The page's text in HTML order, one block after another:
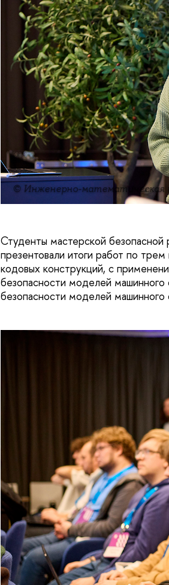
© Инженерно-
Студенты мастерской безопасной
презентовали итоги работ по
кодовых конструкций, с
безопасности моделей
безопасности моделей машинного